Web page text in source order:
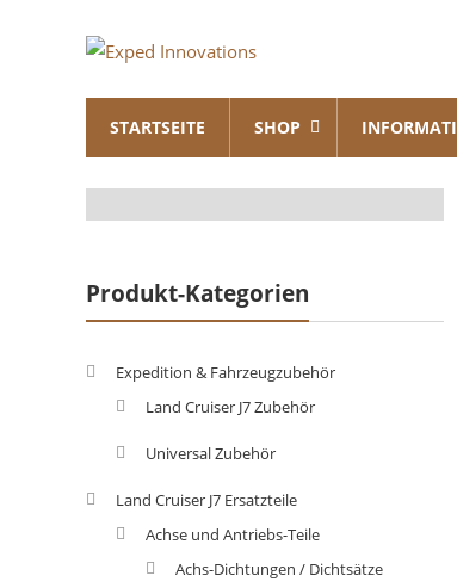
Exped
Innovations
Solutions
for
your
Overland
STARTSEITE SHOP
Produkt-Kategorien
Expedition & Fahrzeugzubehör
Land Cruiser J7 Zubehör
Universal Zubehör
Land Cruiser J7 Ersatzteile
Achse und Antriebs-Teile
Achs-Dichtungen / Dichtsätze